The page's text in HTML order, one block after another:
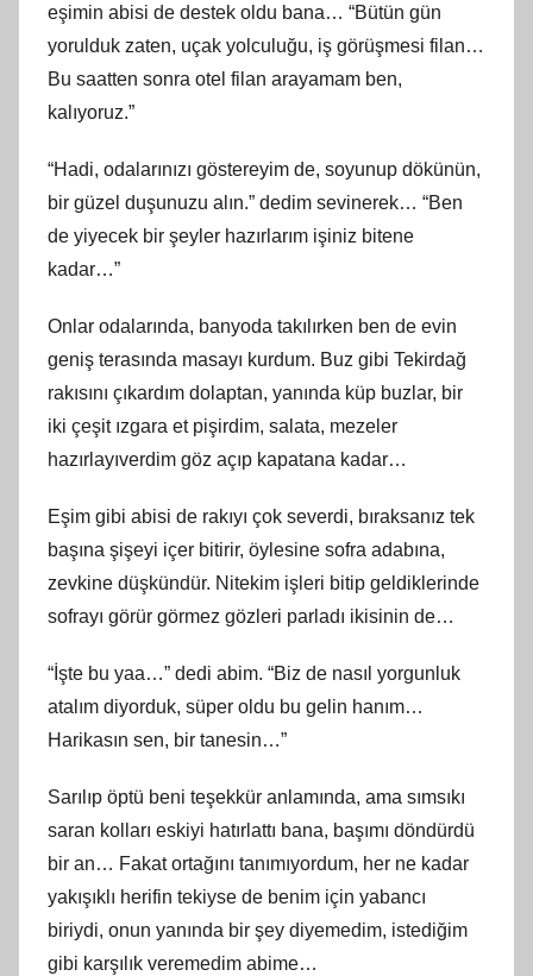
eşimin abisi de destek oldu bana… “Bütün gün
yorulduk zaten, uçak yolculuğu, iş görüşmesi filan…
Bu saatten sonra otel filan arayamam ben,
kalıyoruz.”
“Hadi, odalarınızı göstereyim de, soyunup dökünün,
bir güzel duşunuzu alın.” dedim sevinerek… “Ben
de yiyecek bir şeyler hazırlarım işiniz bitene
kadar…”
Onlar odalarında, banyoda takılırken ben de evin
geniş terasında masayı kurdum. Buz gibi Tekirdağ
rakısını çıkardım dolaptan, yanında küp buzlar, bir
iki çeşit ızgara et pişirdim, salata, mezeler
hazırlayıverdim göz açıp kapatana kadar…
Eşim gibi abisi de rakıyı çok severdi, bıraksanız tek
başına şişeyi içer bitirir, öylesine sofra adabına,
zevkine düşkündür. Nitekim işleri bitip geldiklerinde
sofrayı görür görmez gözleri parladı ikisinin de…
“İşte bu yaa…” dedi abim. “Biz de nasıl yorgunluk
atalım diyorduk, süper oldu bu gelin hanım…
Harikasın sen, bir tanesin…”
Sarılıp öptü beni teşekkür anlamında, ama sımsıkı
saran kolları eskiyi hatırlattı bana, başımı döndürdü
bir an… Fakat ortağını tanımıyordum, her ne kadar
yakışıklı herifin tekiyse de benim için yabancı
biriydi, onun yanında bir şey diyemedim, istediğim
gibi karşılık veremedim abime…